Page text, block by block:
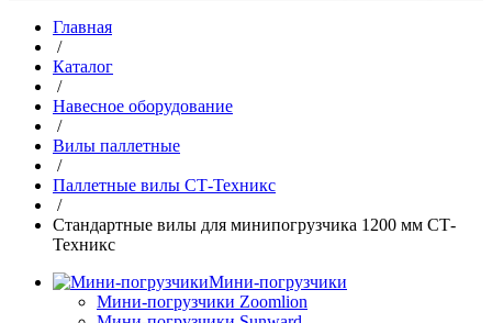
Главная
/
Каталог
/
Навесное оборудование
/
Вилы паллетные
/
Паллетные вилы СТ-Техникс
/
Стандартные вилы для минипогрузчика 1200 мм СТ-
Техникс
Мини-погрузчики
Мини-погрузчики Zoomlion